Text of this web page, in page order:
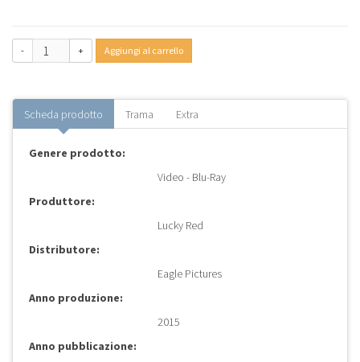
- + Aggiungi al carrello
Scheda prodotto Trama Extra
Genere prodotto:
Video - Blu-Ray
Produttore:
Lucky Red
Distributore:
Eagle Pictures
Anno produzione:
2015
Anno pubblicazione: